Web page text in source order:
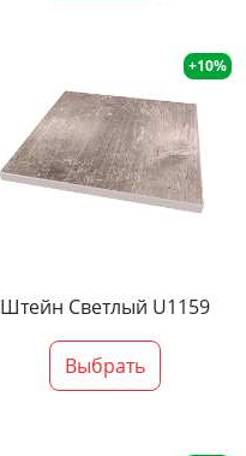
+10%
Штейн Светлый U1159
Выбрать